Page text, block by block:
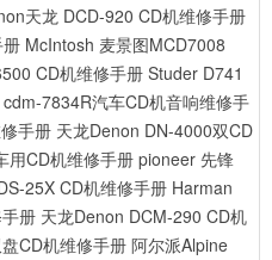
天龙 DCD-920 CD机维修手册
McIntosh 麦景图MCD7008
CD机维修手册 Studer D741
7834R汽车CD机音响维修手
手册 天龙Denon DN-4000双CD
用CD机维修手册 pioneer 先锋
25X CD机维修手册 Harman
册 天龙Denon DCM-290 CD机
CD机维修手册 阿尔派Alpine